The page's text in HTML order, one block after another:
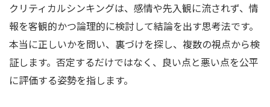
クリティカルシンキングは、感情や先入観に流されず、情
報を客観的かつ論理的に検討して結論を出す思考法です。
本当に正しいかを問い、裏づけを探し、複数の視点から検
証します。否定するだけではなく、良い点と悪い点を公平
に評価する姿勢を指します。